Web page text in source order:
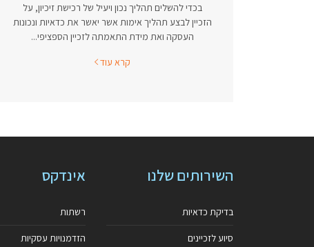
בכדי להשלים תהליך נכון ויעיל של רכישת זיכיון, על
הזכיין לבצע תהליך אימות אשר יאשר את כדאיות ונכונות
העסקה ואת מידת התאמתה לזכיין הספציפי...
קרא עוד
השירותים שלנו
בדיקת כדאיות
סיוע לזכיינים
אינדקס
רשתות
הזדמנויות עסקיות